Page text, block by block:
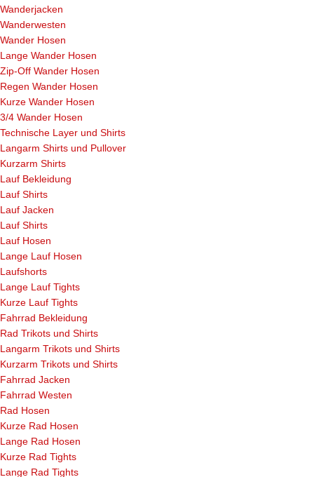
Wanderjacken
Wanderwesten
Wander Hosen
Lange Wander Hosen
Zip-Off Wander Hosen
Regen Wander Hosen
Kurze Wander Hosen
3/4 Wander Hosen
Technische Layer und Shirts
Langarm Shirts und Pullover
Kurzarm Shirts
Lauf Bekleidung
Lauf Shirts
Lauf Jacken
Lauf Shirts
Lauf Hosen
Lange Lauf Hosen
Laufshorts
Lange Lauf Tights
Kurze Lauf Tights
Fahrrad Bekleidung
Rad Trikots und Shirts
Langarm Trikots und Shirts
Kurzarm Trikots und Shirts
Fahrrad Jacken
Fahrrad Westen
Rad Hosen
Kurze Rad Hosen
Lange Rad Hosen
Kurze Rad Tights
Lange Rad Tights